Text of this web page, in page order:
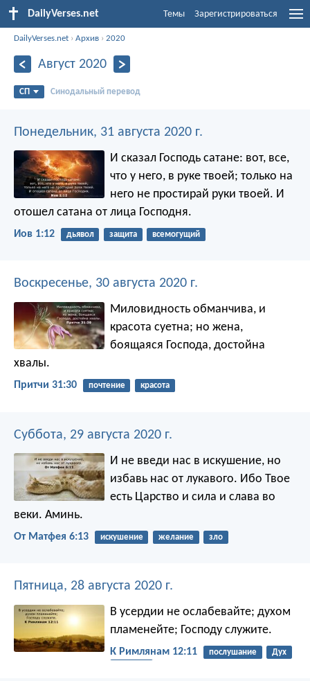
DailyVerses.net Темы Зарегистрироваться
DailyVerses.net ›Архив ›2020
Август 2020
СП Синодальный перевод
Понедельник, 31 августа 2020 г.
И сказал Господь сатане: вот, все,
что у него, в руке твоей; только на
него не простирай руки твоей. И
отошел сатана от лица Господня.
Иов 1:12 дьявол защита всемогущий
Воскресенье, 30 августа 2020 г.
Миловидность обманчива, и
красота суетна; но жена,
боящаяся Господа, достойна
хвалы.
Притчи 31:30 почтение красота
Суббота, 29 августа 2020 г.
И не введи нас в искушение, но
избавь нас от лукавого. Ибо Твое
есть Царство и сила и слава во
веки. Аминь.
От Матфея 6:13 искушение желание зло
Пятница, 28 августа 2020 г.
В усердии не ослабевайте; духом
пламенейте; Господу служите.
К Римлянам 12:11 послушание
Дух